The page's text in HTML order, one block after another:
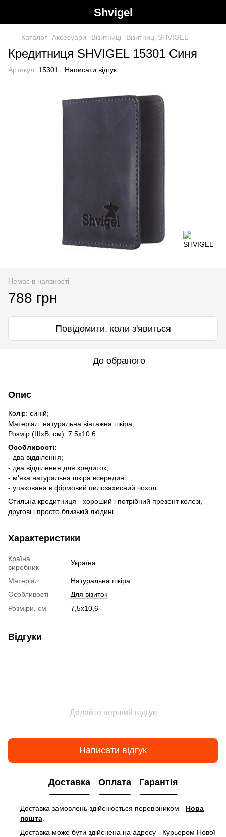
Shvigel
Каталог Аксесуари Візитниці Візитниці SHVIGEL
Кредитниця SHVIGEL 15301 Синя
Артикул: 15301 Написати відгук
Немає в наявності
788 грн
Повідомити, коли з'явиться
До обраного
Опис
Колір: синій;
Матеріал: натуральна вінтажна шкіра;
Розмір (ШхВ, см): 7.5х10.6.
Особливості:
- два відділення;
- два відділення для кредиток;
- м'яка натуральна шкіра всередині;
- упакована в фірмовий пилозахисний чохол.
Стильна кредитниця - хороший і потрібний презент колезі,
другові і просто близькій людині.
Характеристики
Країна
виробник
Україна
Матеріал
Натуральна шкіра
Особливості
Для візиток
Розміри, см
7,5х10,6
Відгуки
Додайте перший відгук
Написати відгук
Доставка Оплата Гарантія
Доставка замовлень здійснюється перевізником - Нова
пошта
Доставка може бути здійснена на адресу - Курьером Нової